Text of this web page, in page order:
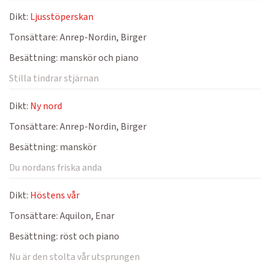
Dikt: Ljusstöperskan
Tonsättare:Anrep-Nordin, Birger
Besättning: manskör och piano
Stilla tindrar stjärnan
Dikt: Ny nord
Tonsättare:Anrep-Nordin, Birger
Besättning: manskör
Du nordans friska anda
Dikt: Höstens vår
Tonsättare:Aquilon, Enar
Besättning: röst och piano
Nu är den stolta vår utsprungen